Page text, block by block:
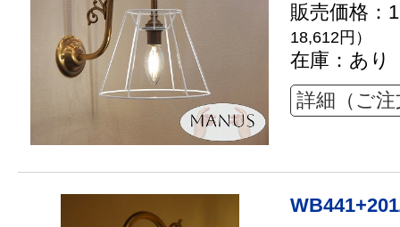
販売価格：
18,612円）
在庫：あり
詳細（ご